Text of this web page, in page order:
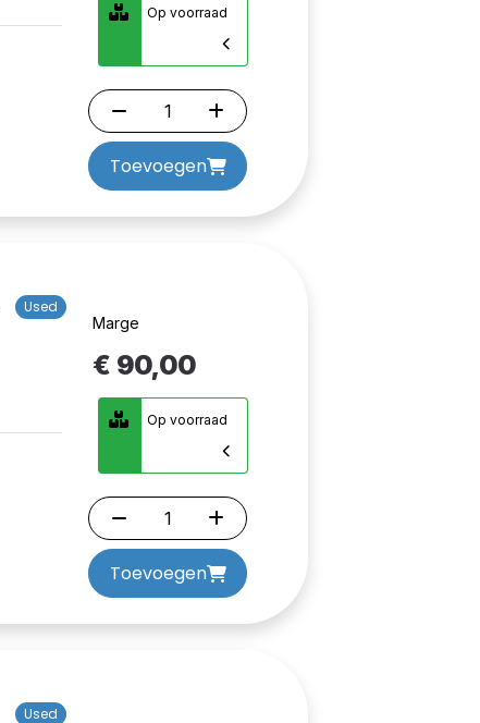
Op voorraad
Toevoegen
Used
Marge
€ 90,00
Op voorraad
Toevoegen
Used